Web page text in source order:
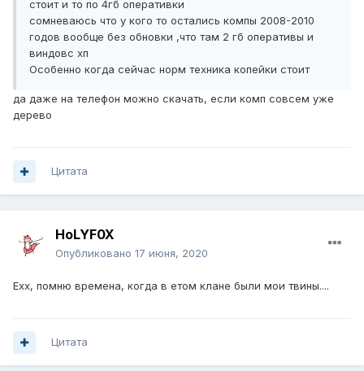
стоит и то по 4гб оперативки
сомневаюсь что у кого то остались компы 2008-2010
годов вообще без обновки ,что там 2 гб оперативы и
виндовс хп
Особенно когда сейчас норм техника копейки стоит
да даже на телефон можно скачать, если комп совсем уже
дерево
Цитата
HoLYF0X
Опубликовано 17 июня, 2020
Ехх, помню времена, когда в етом клане были мои твины....
Цитата